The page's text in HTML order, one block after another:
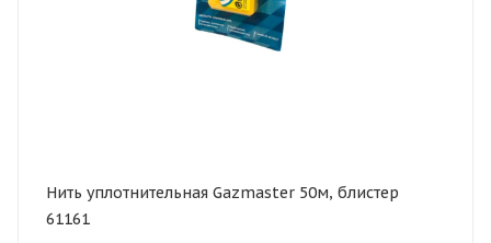
Нить уплотнительная Gazmaster 50м, блистер
61161